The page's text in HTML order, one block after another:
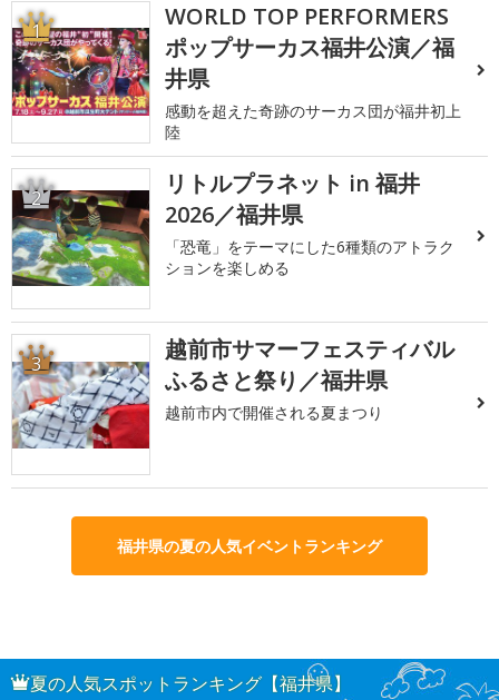
1
WORLD TOP PERFORMERS
ポップサーカス福井公演／福
井県
感動を超えた奇跡のサーカス団が福井初上
陸
2
リトルプラネット in 福井
2026／福井県
「恐竜」をテーマにした6種類のアトラク
ションを楽しめる
3
越前市サマーフェスティバル
ふるさと祭り／福井県
越前市内で開催される夏まつり
福井県の夏の人気イベントランキング
夏の人気スポットランキング【福井県】